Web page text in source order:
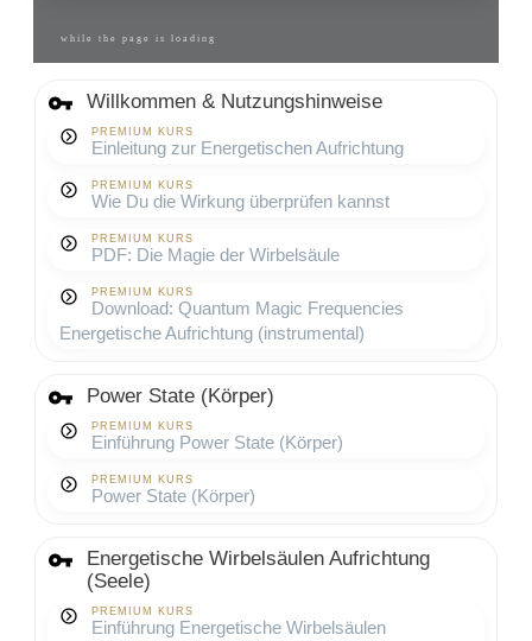
while the page is loading
Willkommen & Nutzungshinweise
PREMIUM KURS
Einleitung zur Energetischen Aufrichtung
PREMIUM KURS
Wie Du die Wirkung überprüfen kannst
PREMIUM KURS
PDF: Die Magie der Wirbelsäule
PREMIUM KURS
Download: Quantum Magic Frequencies
Energetische Aufrichtung (instrumental)
Power State (Körper)
PREMIUM KURS
Einführung Power State (Körper)
PREMIUM KURS
Power State (Körper)
Energetische Wirbelsäulen Aufrichtung
(Seele)
PREMIUM KURS
Einführung Energetische Wirbelsäulen